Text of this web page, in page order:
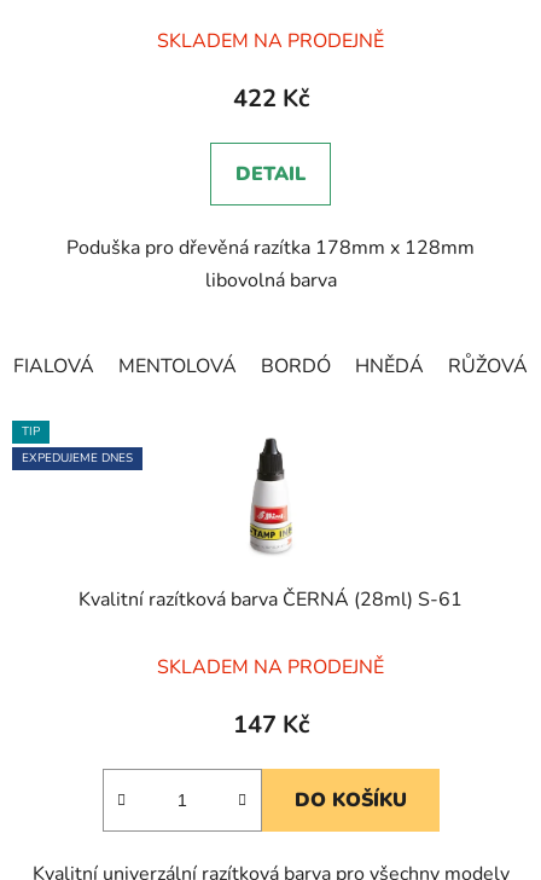
hodnocení
produktu
5,0
z
hvězdiček.
SKLADEM NA PRODEJNĚ
422 Kč
DETAIL
Poduška pro dřevěná razítka 178mm x 128mm
libovolná barva
FIALOVÁ MENTOLOVÁ BORDÓ HNĚDÁ RŮŽOVÁ
TIP
EXPEDUJEME DNES
Kvalitní razítková barva ČERNÁ (28ml) S-61
hodnocení
produktu
5,0
SKLADEM NA PRODEJNĚ
147 Kč
DO KOŠÍKU
Kvalitní univerzální razítková barva pro všechny modely